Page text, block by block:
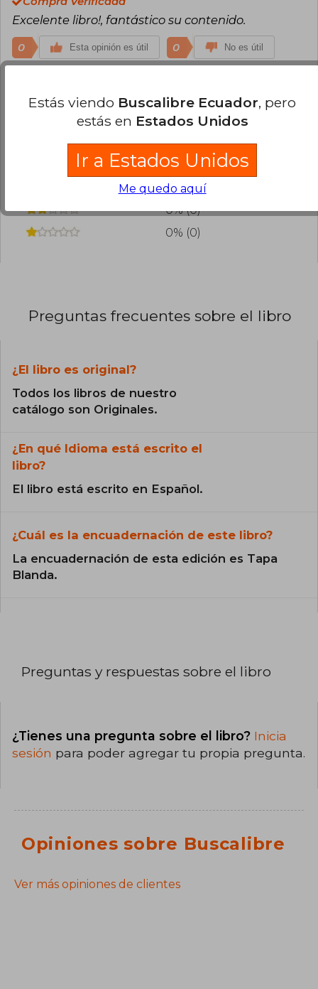
Excelente libro!, fantástico su contenido.
0 Esta opinión es útil 0 No es útil
agregar tu propia evaluación.
50% (2)
50% (2)
0% (0)
0% (0)
0% (0)
Preguntas frecuentes sobre el libro
¿El libro es original?
Todos los libros de nuestro
catálogo son Originales.
¿En qué Idioma está escrito el
libro?
El libro está escrito en Español.
¿Cuál es la encuadernación de este libro?
La encuadernación de esta edición es Tapa
Blanda.
Preguntas y respuestas sobre el libro
¿Tienes una pregunta sobre el libro? Inicia
sesión para poder agregar tu propia pregunta.
Opiniones sobre Buscalibre
Ver más opiniones de clientes
Estás viendo Buscalibre Ecuador, pero
estás en Estados Unidos
Ir a Estados Unidos
Me quedo aquí